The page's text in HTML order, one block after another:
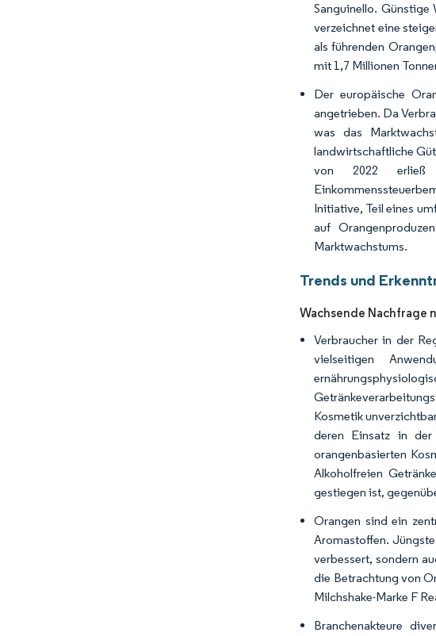
Sanguinello.
verzeichnet eine
als führenden
mit 1,7 Millionen
Der europäische
angetrieben. Da
was das
landwirtschaftliche
von 2022 erließ
Initiative, Teil eines
auf
Marktwachstums.
Trends und
Wachsende Nachfrage
Verbraucher in der
vielseitigen
Kosmetik
deren Einsatz in der
orangenbasierten
Alkoholfreien
gestiegen ist,
Orangen sind ein
Aromastoffen.
verbessert, sondern
die Betrachtung von
Milchshake-Marke F
Branchenakteure